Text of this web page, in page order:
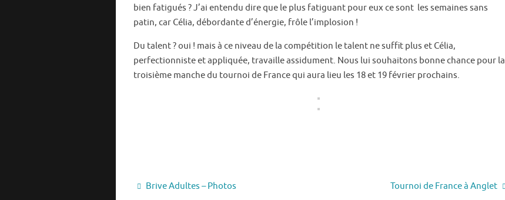
bien fatigués ? J’ai entendu dire que le plus fatiguant pour eux ce sont les semaines sans
patin, car Célia, débordante d’énergie, frôle l’implosion !
Du talent ? oui ! mais à ce niveau de la compétition le talent ne suffit plus et Célia,
perfectionniste et appliquée, travaille assidument. Nous lui souhaitons bonne chance pour la
troisième manche du tournoi de France qui aura lieu les 18 et 19 février prochains.
Brive Adultes – Photos Tournoi de France à Anglet